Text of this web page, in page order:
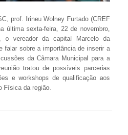
prof. Irineu Wolney Furtado (CREF
última sexta-feira, 22 de novembro,
o vereador da capital Marcelo da
falar sobre a importância de inserir a
da Câmara Municipal para a
tratou de possíveis parcerias
e workshops de qualificação aos
Física da região.